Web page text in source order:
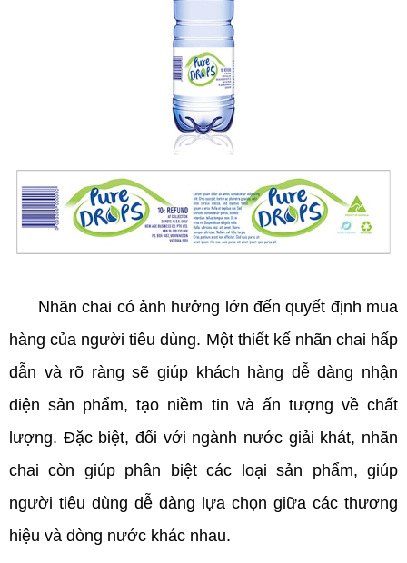
Nhãn chai có ảnh hưởng lớn đến quyết định mua
hàng của người tiêu dùng. Một thiết kế nhãn chai hấp
dẫn và rõ ràng sẽ giúp khách hàng dễ dàng nhận
diện sản phẩm, tạo niềm tin và ấn tượng về chất
lượng. Đặc biệt, đối với ngành nước giải khát, nhãn
chai còn giúp phân biệt các loại sản phẩm, giúp
người tiêu dùng dễ dàng lựa chọn giữa các thương
hiệu và dòng nước khác nhau.